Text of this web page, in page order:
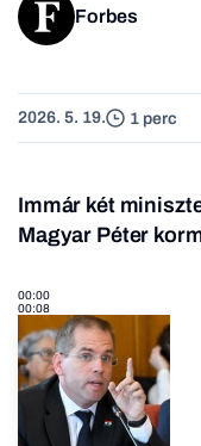
Forbes
2026. 5. 19. 1 perc
Immár két
Magyar Péter
00:00
00:08